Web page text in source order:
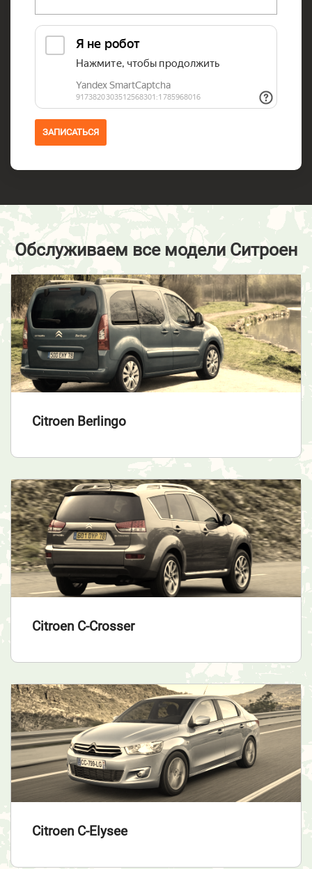
ЗАПИСАТЬСЯ
Обслуживаем все модели Ситроен
Citroen Berlingo
Citroen C-Crosser
Citroen C-Elysee